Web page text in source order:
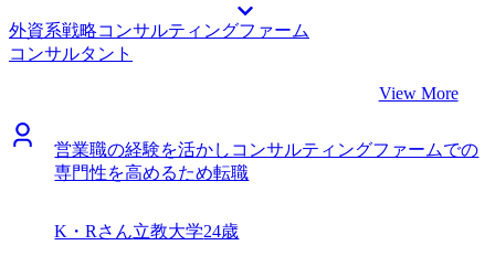
だき、ありがたかったです。 海外にいながらの転職活動だ
ったので、web面接を活用して進めることができました。当
然時差の問題もあったのですが、坂口さんは私の生活リズム
た。感謝しかありません。 良かった点とも被りますが、や
はり時差があったので面接日程の調整には苦労をしました。
特に面談回数が多い企業の選考には苦労しました。 転職前
は年収600万円、転職後は年収750万円になりました。 まず
スキルを磨きたいです。コンサルタントとしてのデリバリー
能力に自信と実績がついてきたら、海外経験で培った英語力
外資系戦略コンサルティングファーム
コンサルタント
View More
営業職の経験を活かしコンサルティングファームでの
専門性を高めるため転職
K・Rさん立教大学24歳